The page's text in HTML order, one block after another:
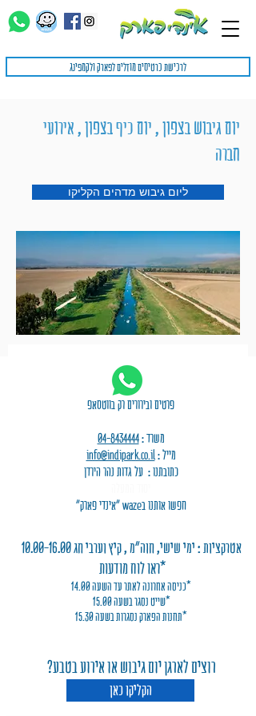
לרכישת כרטיסים מוזלים לפארק ולקמפינג
יום גיבוש בצפון , יום כיף בצפון , אירועי
חברה
ליום גיבוש מדהים הקליקו
פרטים ובירורים רק בווטסאפ
משרד :04-8434444
מייל :info@indipark.co.il
כתובתנו : על גדות נהר הירדן
חפשו אותנו בwaze "אינדי פארק"
אטרקציות : ימי שישי, חוה"מ , קיץ וערבי חג10.00-16.00
*ראו לוח מודעות
*כניסה אחרונה לאתר עד השעה 14.00
*שייט נסגר בשעה 15.00
*תחנות הפארק נסגרות בשעה 15.30
רוצים לארגן יום גיבוש או אירוע בטבע?
הקליקו כאן